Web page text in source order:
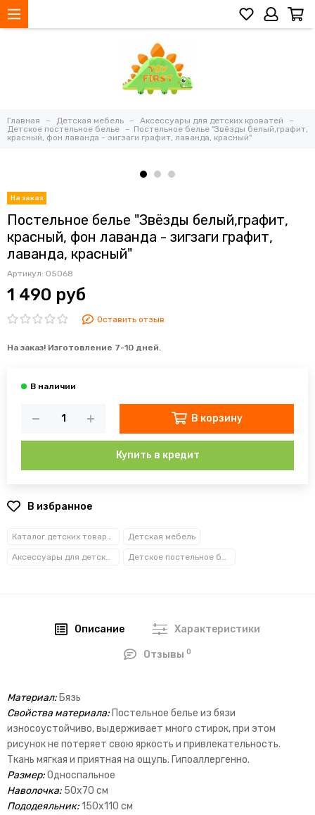
Главная Детская мебель
Аксессуары для детских кроватей
Детское постельное белье
Постельное белье "Звёзды белый,графит,
красный, фон лаванда - зигзаги графит, лаванда, красный"
Постельное белье "Звёзды белый,графит,
красный, фон лаванда - зигзаги графит,
лаванда, красный"
Артикул: 05068
1 490 руб
Оставить отзыв
На заказ! Изготовление 7-10 дней.
В корзину
Купить в кредит
В избранное
Каталог детских товаров Детская мебель
Аксессуары для детских кроватей Детское постельное белье
Описание Характеристики
Отзывы0
Материал: Бязь
Cвойства материала: Постельное белье из бязи
износоустойчиво, выдерживает много стирок, при этом
рисунок не потеряет свою яркость и привлекательность.
Ткань мягкая и приятная на ощупь. Гипоаллергенно.
Размер:Односпальное
Наволочка: 50х70 см
Пододеяльник:150х110 см